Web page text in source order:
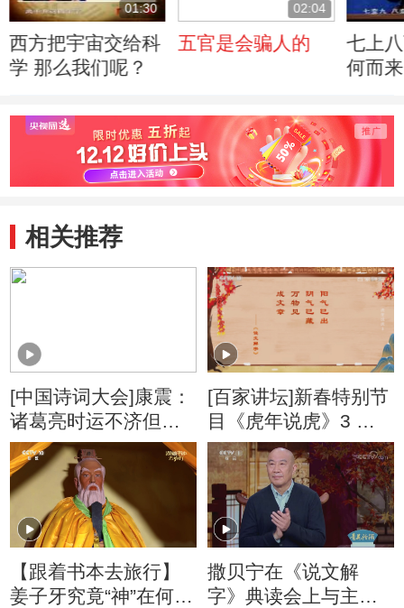
01:30
西方把宇宙交给科
学 那么我们呢？
02:04
五官是会骗人的
七上
何而来
相关推荐
[中国诗词大会]康震：
诸葛亮时运不济但忠
心可鉴
[百家讲坛]新春特别节
目《虎年说虎》3 正
月为什么对应寅月
【跟着书本去旅行】
姜子牙究竟“神”在何
撒贝宁在《说文解
字》典读会上与主创